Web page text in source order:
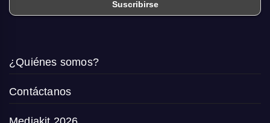
¿Quiénes somos?
Contáctanos